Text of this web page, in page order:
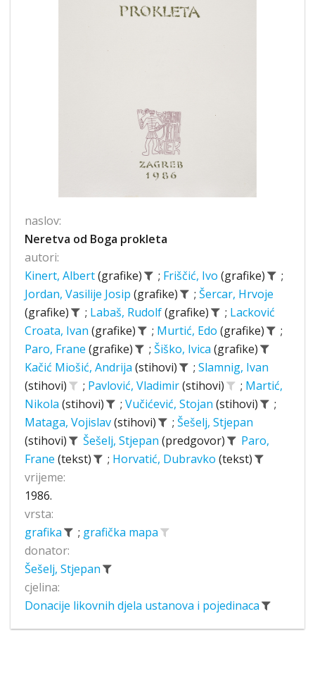
naslov:
Neretva od Boga prokleta
autori:
Kinert, Albert(grafike) ; Friščić, Ivo (grafike)
;
Jordan, Vasilije Josip (grafike) ; Šercar, Hrvoje
(grafike)
; Labaš, Rudolf(grafike) ; Lacković
Croata, Ivan (grafike) ; Murtić, Edo (grafike)
;
Paro, Frane (grafike) ; Šiško, Ivica (grafike)
Kačić Miošić, Andrija (stihovi) ; Slamnig, Ivan
(stihovi)
; Pavlović, Vladimir(stihovi) ; Martić,
Nikola (stihovi) ; Vučićević, Stojan (stihovi)
;
Mataga, Vojislav(stihovi) ; Šešelj, Stjepan
(stihovi)
Šešelj, Stjepan (predgovor)
Paro,
Frane (tekst) ; Horvatić, Dubravko (tekst)
vrijeme:
1986.
vrsta:
grafika
; grafička mapa
donator:
Šešelj, Stjepan
cjelina:
Donacije likovnih djela ustanova i pojedinaca